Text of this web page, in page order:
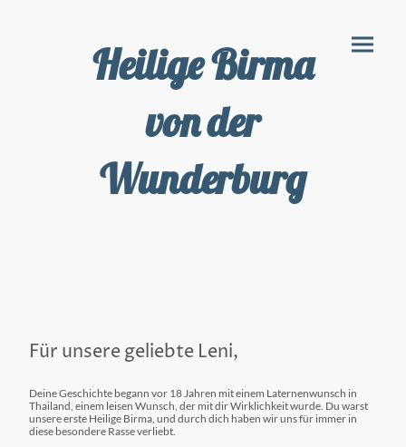
Heilige Birma
von der
Wunderburg
Für unsere geliebte Leni,
Deine Geschichte begann vor 18 Jahren mit einem Laternenwunsch in
Thailand, einem leisen Wunsch, der mit dir Wirklichkeit wurde. Du warst
unsere erste Heilige Birma, und durch dich haben wir uns für immer in
diese besondere Rasse verliebt.